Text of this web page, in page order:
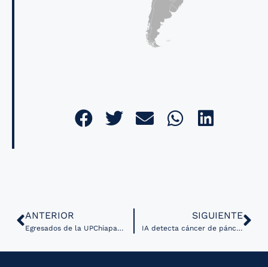
ANTERIOR
Egresados de la UPChiapas desarrollan maletín de telesalud para comunidades rurales
SIGUIENTE
IA detecta cáncer de páncreas hasta 16 meses antes de que sea visible en imágenes médicas